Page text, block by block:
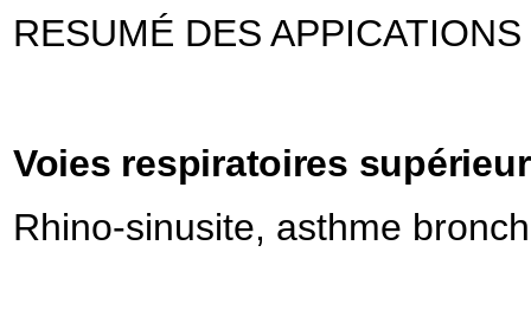
RESUMÉ DES APPICATIONS
Voies respiratoires
Rhino-sinusite, asthme